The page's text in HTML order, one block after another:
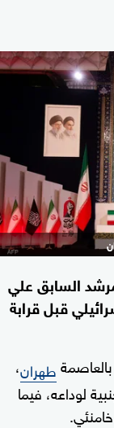
السابق علي
قبل قرابة
طهران،
لوداعه، فيما